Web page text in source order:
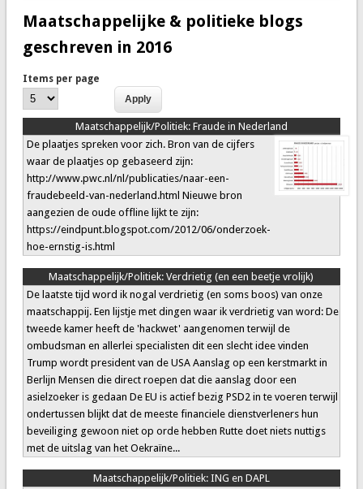
Maatschappelijke & politieke blogs
geschreven in 2016
Items per page
Maatschappelijk/Politiek: Fraude in Nederland
De plaatjes spreken voor zich. Bron van de cijfers
waar de plaatjes op gebaseerd zijn:
http://www.pwc.nl/nl/publicaties/naar-een-
fraudebeeld-van-nederland.html Nieuwe bron
aangezien de oude offline lijkt te zijn:
https://eindpunt.blogspot.com/2012/06/onderzoek-
hoe-ernstig-is.html
Maatschappelijk/Politiek:Verdrietig (en een beetje vrolijk)
De laatste tijd word ik nogal verdrietig (en soms boos) van onze
maatschappij. Een lijstje met dingen waar ik verdrietig van word: De
tweede kamer heeft de 'hackwet' aangenomen terwijl de
ombudsman en allerlei specialisten dit een slecht idee vinden
Trump wordt president van de USA Aanslag op een kerstmarkt in
Berlijn Mensen die direct roepen dat die aanslag door een
asielzoeker is gedaan De EU is actief bezig PSD2 in te voeren terwijl
ondertussen blijkt dat de meeste financiele dienstverleners hun
beveiliging gewoon niet op orde hebben Rutte doet niets nuttigs
met de uitslag van het Oekraïne...
Maatschappelijk/Politiek: ING en DAPL